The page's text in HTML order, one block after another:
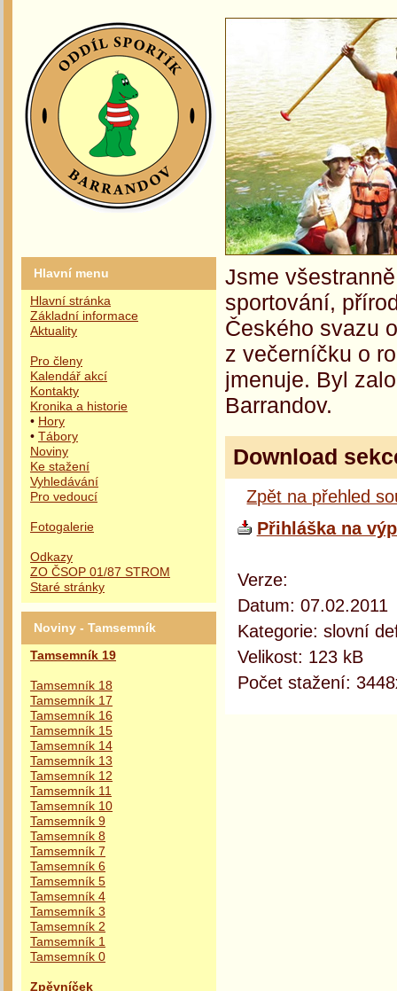
Hlavní menu
Hlavní stránka
Základní informace
Aktuality
Pro členy
Kalendář akcí
Kontakty
Kronika a historie
• Hory
• Tábory
Noviny
Ke stažení
Vyhledávání
Pro vedoucí
Fotogalerie
Odkazy
ZO ČSOP 01/87 STROM
Staré stránky
Noviny - Tamsemník
Tamsemník 19
Tamsemník 18
Tamsemník 17
Tamsemník 16
Tamsemník 15
Tamsemník 14
Tamsemník 13
Tamsemník 12
Tamsemník 11
Tamsemník 10
Tamsemník 9
Tamsemník 8
Tamsemník 7
Tamsemník 6
Tamsemník 5
Tamsemník 4
Tamsemník 3
Tamsemník 2
Tamsemník 1
Tamsemník 0
Zpěvníček
Jsme
sportování,
Českého svazu
z večerníčku o
jmenuje. Byl
Barrandov.
Download
Zpět na přehled
Přihláška na
Verze:
Datum: 07.02.2011
Kategorie: slovní
Velikost: 123 kB
Počet stažení: